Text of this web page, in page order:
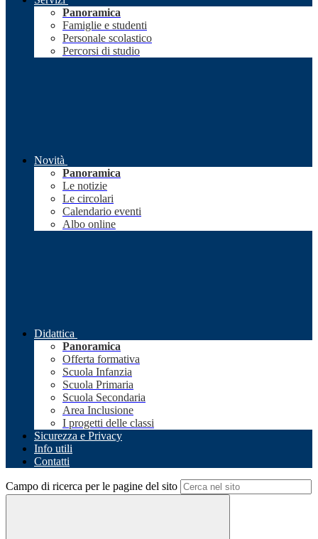
Panoramica
Famiglie e studenti
Personale scolastico
Percorsi di studio
Novità
Panoramica
Le notizie
Le circolari
Calendario eventi
Albo online
Didattica
Panoramica
Offerta formativa
Scuola Infanzia
Scuola Primaria
Scuola Secondaria
Area Inclusione
I progetti delle classi
Sicurezza e Privacy
Info utili
Contatti
Campo di ricerca per le pagine del sito